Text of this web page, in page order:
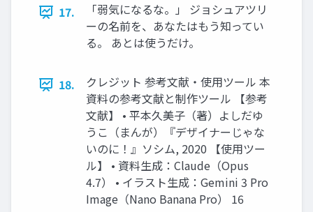
17.
「弱気になるな。」 ジョシュアツリ
ーの名前を、あなたはもう知ってい
る。 あとは使うだけ。
18.
クレジット 参考文献・使用ツール 本
資料の参考文献と制作ツール 【参考
文献】 • 平本久美子（著）よしだゆ
うこ（まんが）『デザイナーじゃな
いのに！』ソシム, 2020 【使用ツー
ル】 • 資料生成：Claude（Opus
4.7） • イラスト生成：Gemini 3 Pro
Image（Nano Banana Pro） 16